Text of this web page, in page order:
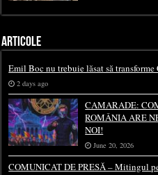
ARTICOLE
Emil Boc nu trebuie lăsat să
2 days ago
CAMARADE:
ROMÂNIA ARE
NOI!
June 20, 2026
COMUNICAT DE PRESĂ – Mitingul